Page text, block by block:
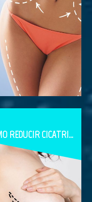
CÓMO REDUCIR CICATRICES DESPUÉS DE UNA CIRUGÍA PLÁSTICA